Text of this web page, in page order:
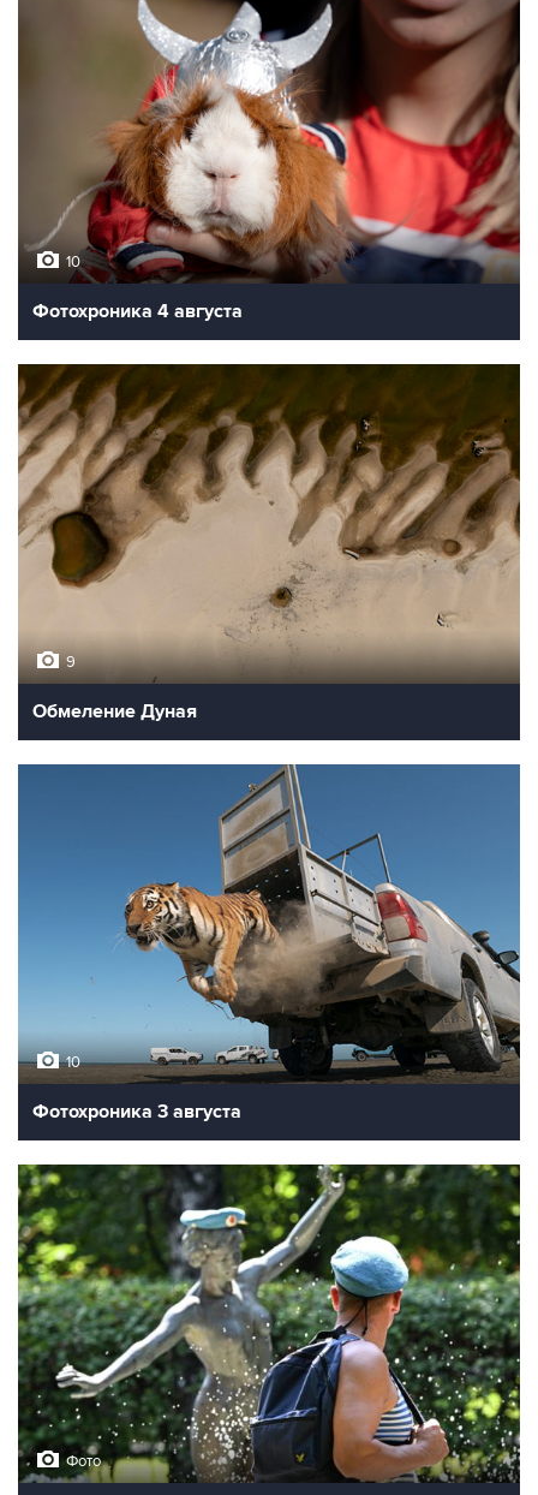
10
Фотохроника 4 августа
9
Обмеление Дуная
10
Фотохроника 3 августа
Фото